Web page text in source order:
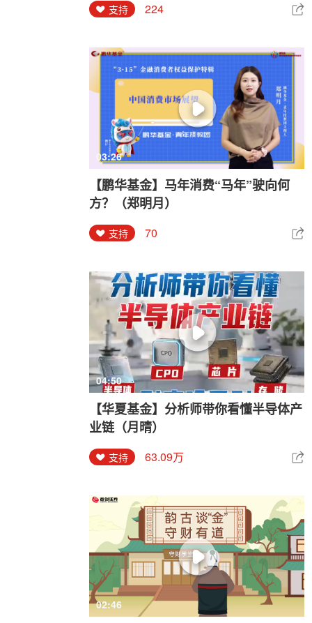
支持 224
03:26
【鹏华基金】马年消费“马年”驶向何
方？（郑明月）
支持 70
04:50
【华夏基金】分析师带你看懂半导体产
业链（月晴）
支持 63.09万
02:46